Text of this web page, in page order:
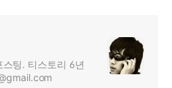
팅. 티스토리 6년